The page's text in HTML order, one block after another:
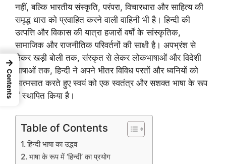
नहीं, बल्कि भारतीय संस्कृति, परंपरा, विचारधारा और साहित्य की
समृद्ध धारा को प्रवाहित करने वाली वाहिनी भी है। हिन्दी की
उत्पत्ति और विकास की यात्रा हजारों वर्षों के सांस्कृतिक,
सामाजिक और राजनीतिक परिवर्तनों की साक्षी है। अपभ्रंश से
लेकर खड़ी बोली तक, संस्कृत से लेकर लोकभाषाओं और विदेशी
भाषाओं तक, हिन्दी ने अपने भीतर विविध परतों और ध्वनियों को
आत्मसात करते हुए स्वयं को एक स्वतंत्र और सशक्त भाषा के रूप
में स्थापित किया है।
Table of Contents
हिन्दी भाषा का उद्भव
भाषा के रूप में ‘हिन्दी’ का प्रयोग
→
Contents